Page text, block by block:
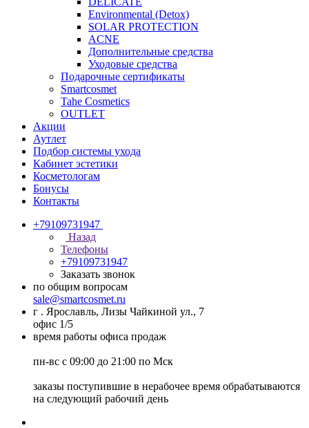
Environmental (Detox)
SOLAR PROTECTION
АCNE
Дополнительные средства
Уходовые средства
Подарочные сертификаты
Smartcosmet
Tahe Cosmetics
OUTLET
Акции
Аутлет
Подбор системы ухода
Кабинет эстетики
Косметологам
Бонусы
Контакты
+79109731947
Назад
Телефоны
+79109731947
Заказать звонок
по общим вопросам
sale@smartcosmet.ru
г . Ярославль, Лизы Чайкиной ул., 7
офис 1/5
время работы офиса продаж
пн-вс с 09:00 до 21:00 по Мск
заказы поступившие в нерабочее время обрабатываются
на следующий рабочий день